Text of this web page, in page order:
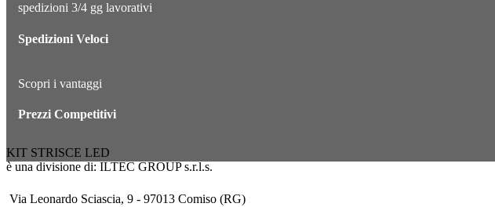
spedizioni 3/4 gg lavorativi
Spedizioni Veloci
Scopri i vantaggi
Prezzi Competitivi
KIT STRISCE LED
è una divisione di: ILTEC GROUP s.r.l.s.
Via Leonardo Sciascia, 9 - 97013 Comiso (RG)